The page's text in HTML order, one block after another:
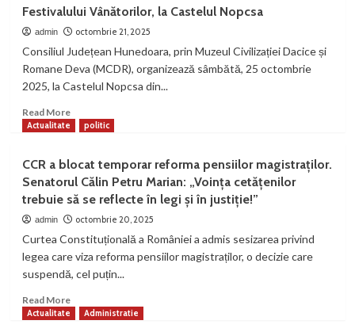
bilete
de
tratament
balnear
pentru
pensionari
Festivalului Vânătorilor, la Castelul Nopcsa
admin octombrie 21, 2025
Consiliul Județean Hunedoara, prin Muzeul Civilizației Dacice și
Romane Deva (MCDR), organizează sâmbătă, 25 octombrie
2025, la Castelul Nopcsa din...
Read MoreRead
more
Vânătorilor,
la
Castelul
Nopcsa
Actualitate politic
CCR a blocat temporar reforma pensiilor magistraților.
Senatorul Călin Petru Marian: „Voința cetățenilor
trebuie să se reflecte în legi și în justiție!”
admin octombrie 20, 2025
Curtea Constituțională a României a admis sesizarea privind
legea care viza reforma pensiilor magistraților, o decizie care
suspendă, cel puțin...
Read MoreRead
more
Actualitate Administratie